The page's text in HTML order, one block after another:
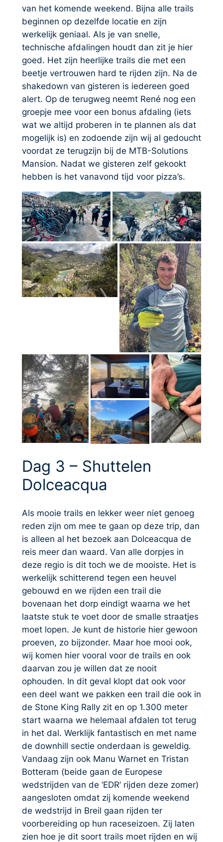
van het komende weekend. Bijna alle trails
beginnen op dezelfde locatie en zijn
werkelijk geniaal. Als je van snelle,
technische afdalingen houdt dan zit je hier
goed. Het zijn heerlijke trails die met een
beetje vertrouwen hard te rijden zijn. Na de
shakedown van gisteren is iedereen goed
alert. Op de terugweg neemt René nog een
groepje mee voor een bonus afdaling (iets
wat we altijd proberen in te plannen als dat
mogelijk is) en zodoende zijn wij al gedoucht
voordat ze terugzijn bij de MTB-Solutions
Mansion. Nadat we gisteren zelf gekookt
hebben is het vanavond tijd voor pizza’s.
Dag 3 – Shuttelen
Dolceacqua
Als mooie trails en lekker weer niet genoeg
reden zijn om mee te gaan op deze trip, dan
is alleen al het bezoek aan Dolceacqua de
reis meer dan waard. Van alle dorpjes in
deze regio is dit toch we de mooiste. Het is
werkelijk schitterend tegen een heuvel
gebouwd en we rijden een trail die
bovenaan het dorp eindigt waarna we het
laatste stuk te voet door de smalle straatjes
moet lopen. Je kunt de historie hier gewoon
proeven, zo bijzonder. Maar hoe mooi ook,
wij komen hier vooral voor de trails en ook
daarvan zou je willen dat ze nooit
ophouden. In dit geval klopt dat ook voor
een deel want we pakken een trail die ook in
de Stone King Rally zit en op 1.300 meter
start waarna we helemaal afdalen tot terug
in het dal. Werklijk fantastisch en met name
de downhill sectie onderdaan is geweldig.
Vandaag zijn ook Manu Warnet en Tristan
Botteram (beide gaan de Europese
wedstrijden van de ‘EDR’ rijden deze zomer)
aangesloten omdat zij komende weekend
de wedstrijd in Breil gaan rijden ter
voorbereiding op hun raceseizoen. Zij laten
zien hoe je dit soort trails moet rijden en wij